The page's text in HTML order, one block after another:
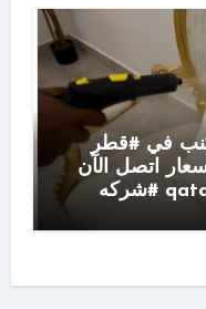
في #قطر
اتصل الآن